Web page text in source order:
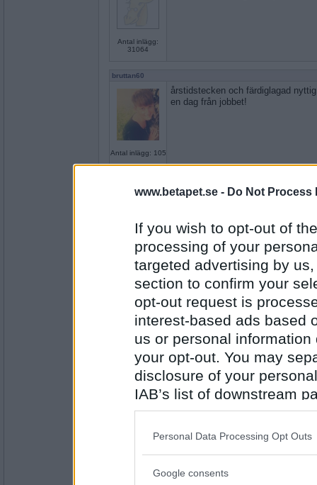
www.betapet.se - Do Not Process
If you wish to opt-out of
processing of your
targeted advertising by
section to confirm your
opt-out request is
interest-based ads based
us or personal
your opt-out. You may
disclosure of your
IAB’s list of downstream
also be disclosed by us
Downstream Participants
Please note that this
Personal Data Processing Opt Outs
Google consents
Antal inlägg:
31064
bruttan60
Antal inlägg: 105
årstidstecken och färdiglagad
en dag från jobbet!
Antal inlägg:
1130
Mitt ommålade vitrinskåp blir så
LadySol- Ej medlem längre
Antal inlägg:
Glädjer mig när det rörs om i
Antal inlägg:
Glädjer mig åt ett superfint,
Min inneboende hade tydligen lagt
och glömt ge mig min..